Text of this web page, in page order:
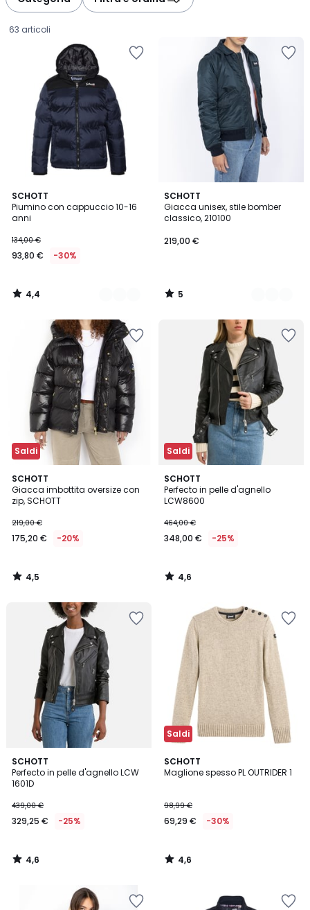
63 articoli
SCHOTT
Piumino con cappuccio 10-16
anni
€
Invece
134,00
€
applicato.
134,00 €
93,80 € -30%
4,4
/ 5
2
Colori
4,4
/
SCHOTT
Giacca unisex, stile bomber
classico, 210100
219,00 €
5
/
5
3
Colori
5
/
Saldi
SCHOTT
Giacca imbottita oversize con
zip, SCHOTT
219,00 €
175,20 € -20%
4,5
/ 5
4,5
/
Saldi
SCHOTT
Perfecto in pelle d'agnello
LCW8600
464,00 €
348,00 € -25%
4,6
/ 5
4,6
/
SCHOTT
Perfecto in pelle d'agnello LCW
1601D
439,00 €
329,25 € -25%
4,6
/ 5
4,6
/
Saldi
SCHOTT
Maglione spesso PL OUTRIDER 1
98,99 €
69,29 € -30%
4,6
/ 5
4,6
/